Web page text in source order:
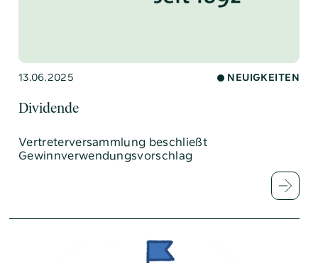
13.06.2025 NEUIGKEITEN
Dividende
Vertreterversammlung beschließt
Gewinnverwendungsvorschlag